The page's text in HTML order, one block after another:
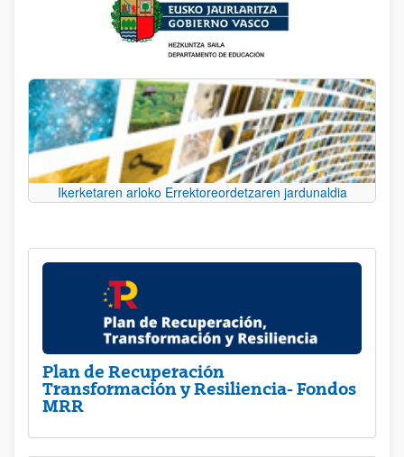
Ikerketaren arloko Errektoreordetzaren jardunaldia
Plan de Recuperación
Transformación y Resiliencia- Fondos
MRR